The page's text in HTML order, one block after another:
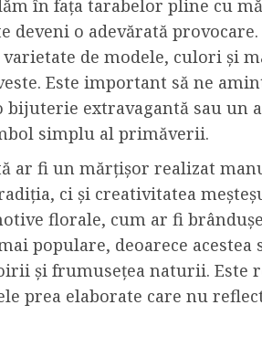
în fața tarabelor pline cu
deveni o adevărată
de modele, culori și
Este important să ne
bijuterie extravagantă sau un
simplu al primăverii.
ar fi un mărțișor realizat
ci și creativitatea
florale, cum ar fi
populare, deoarece acestea
și frumusețea naturii. Este
prea elaborate care nu